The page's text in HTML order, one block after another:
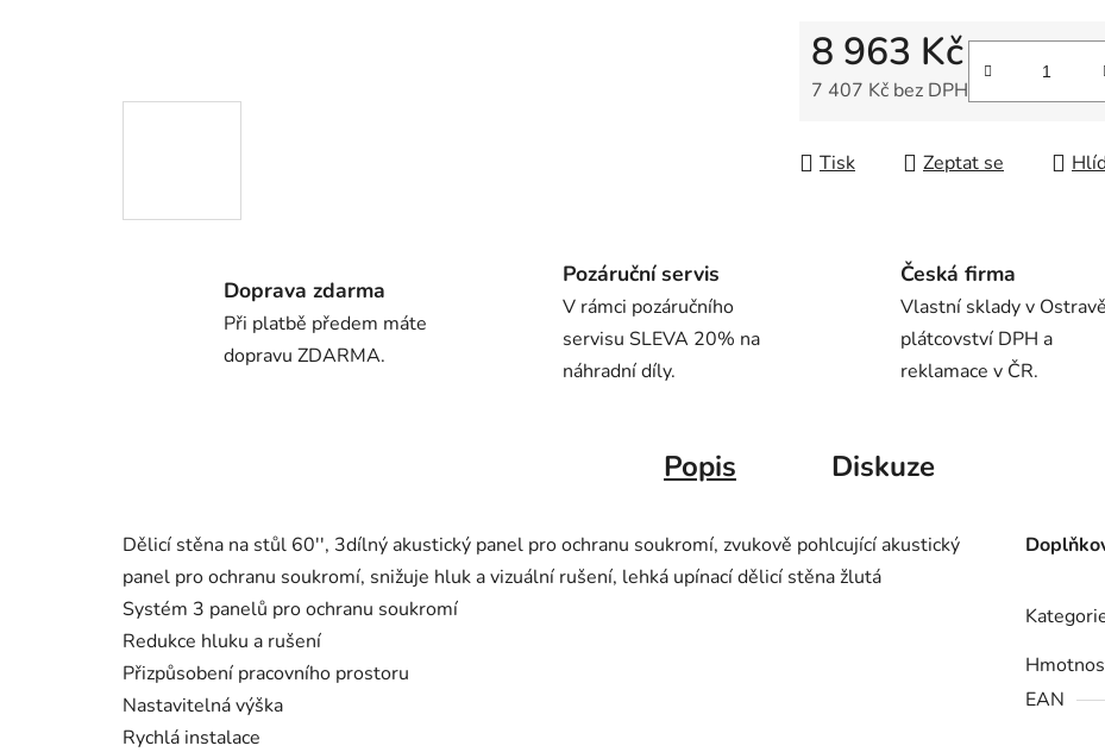
8 963 Kč
7 407 Kč bez DPH
Tisk Zeptat se
Doprava zdarma
Při platbě předem máte
dopravu ZDARMA.
Pozáruční servis
V rámci pozáručního
servisu SLEVA 20% na
náhradní díly.
Česká firma
Vlastní sklady v
plátcovství DPH a
reklamace v ČR.
Popis Diskuze
Dělicí stěna na stůl 60'', 3dílný akustický panel pro ochranu soukromí, zvukově pohlcující akustický
panel pro ochranu soukromí, snižuje hluk a vizuální rušení, lehká upínací dělicí stěna žlutá
Systém 3 panelů pro ochranu soukromí
Redukce hluku a rušení
Přizpůsobení pracovního prostoru
Nastavitelná výška
Rychlá instalace
EAN